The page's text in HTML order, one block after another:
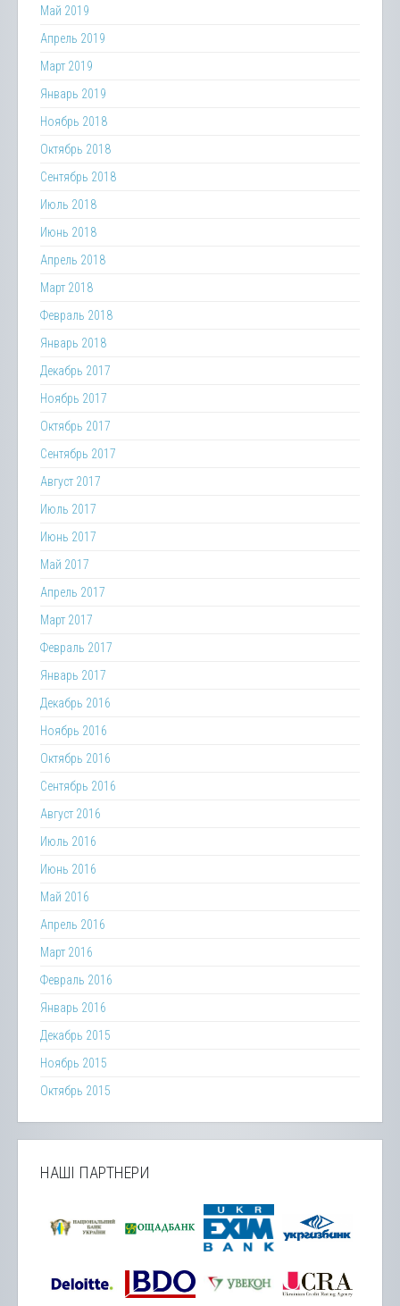
Май 2019
Апрель 2019
Март 2019
Январь 2019
Ноябрь 2018
Октябрь 2018
Сентябрь 2018
Июль 2018
Июнь 2018
Апрель 2018
Март 2018
Февраль 2018
Январь 2018
Декабрь 2017
Ноябрь 2017
Октябрь 2017
Сентябрь 2017
Август 2017
Июль 2017
Июнь 2017
Май 2017
Апрель 2017
Март 2017
Февраль 2017
Январь 2017
Декабрь 2016
Ноябрь 2016
Октябрь 2016
Сентябрь 2016
Август 2016
Июль 2016
Июнь 2016
Май 2016
Апрель 2016
Март 2016
Февраль 2016
Январь 2016
Декабрь 2015
Ноябрь 2015
Октябрь 2015
НАШІ ПАРТНЕРИ